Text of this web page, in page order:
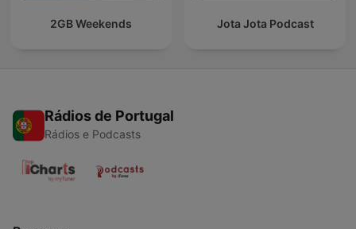
2GB Weekends Jota Jota Podcast
Rádios de Portugal
Rádios e Podcasts